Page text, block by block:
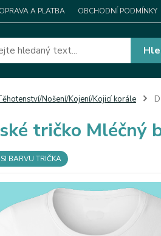
A PLATBA OBCHODNÍ PODMÍNKY
Nošení/Kojení/Kojicí korále
tričko Mléčný
BARVU TRIČKA